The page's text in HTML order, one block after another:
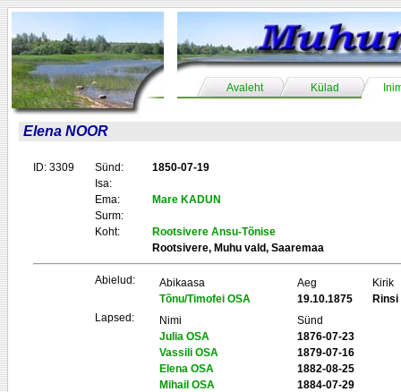
Avaleht Külad
Elena NOOR
ID: 3309 Sünd:
1850-07-19
Isa:
Ema:
Mare KADUN
Surm:
Koht:
Rootsivere Ansu-Tõnise
Rootsivere, Muhu vald, Saaremaa
Abielud: Abikaasa Aeg
Kirik
Tõnu/Timofei OSA
19.10.1875
Rinsi
Lapsed:
Nimi
Sünd
Julia OSA
1876-07-23
Vassili OSA
1879-07-16
Elena OSA
1882-08-25
Mihail OSA
1884-07-29